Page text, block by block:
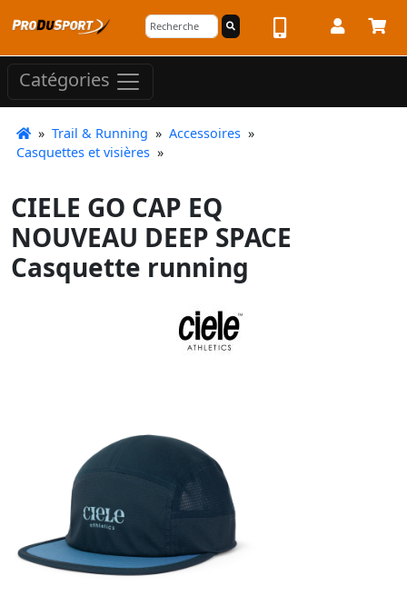
Catégories
» Trail & Running » Accessoires »
Casquettes et visières »
CIELE GO CAP EQ
NOUVEAU DEEP SPACE
Casquette running